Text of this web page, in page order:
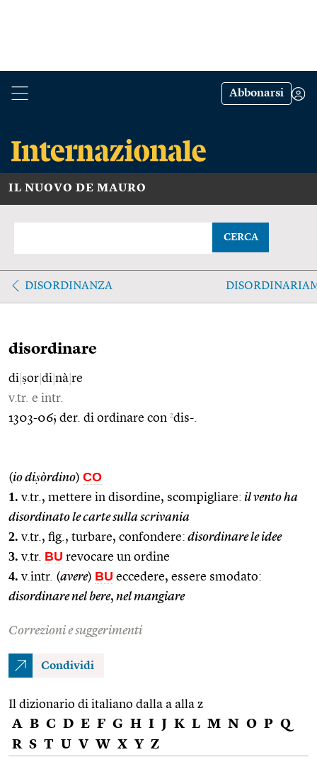
Abbonarsi
IL NUOVO DE MAURO
CERCA
DISORDINANZA
disordinare
di ṣor di nà re
v.tr. e intr.
1303-06; der. di ordinare con 2dis-.
(io diṣòrdino) CO
1. v.tr., mettere in disordine, scompigliare: il vento ha
disordinato le carte sulla scrivania
2. v.tr., fig., turbare, confondere: disordinare le idee
3. v.tr. BU revocare un ordine
4. v.intr. (avere) BU eccedere, essere smodato:
disordinare nel bere, nel mangiare
Correzioni e suggerimenti
Condividi
Il dizionario di italiano dalla a alla z
A B C D E F G H I J K L M N O P Q
R S T U V W X Y Z